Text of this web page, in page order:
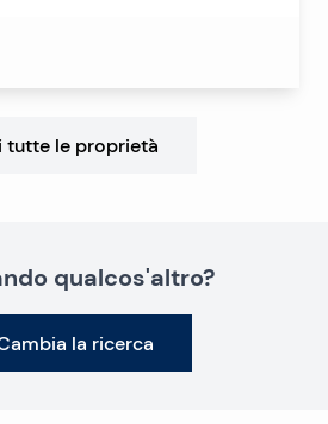
tutte le proprietà
qualcos'altro?
la ricerca